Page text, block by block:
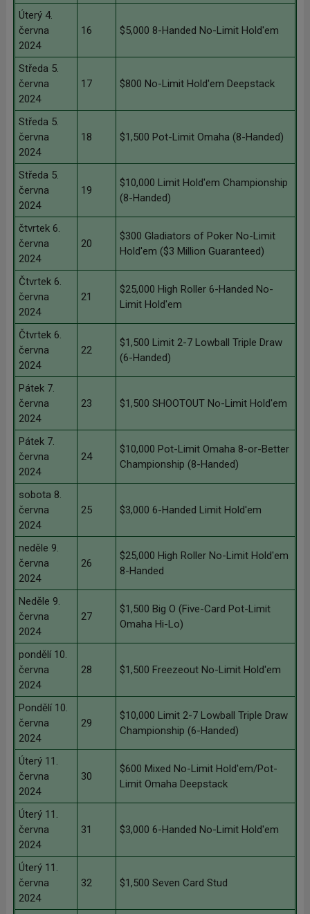
Úterý 4.
června
2024
16 $5,000 8-Handed No-Limit Hold'em
Středa 5.
června
2024
17 $800 No-Limit Hold'em Deepstack
Středa 5.
června
2024
18 $1,500 Pot-Limit Omaha (8-Handed)
Středa 5.
června
2024
19
$10,000 Limit Hold'em Championship
(8-Handed)
čtvrtek 6.
června
2024
20
$300 Gladiators of Poker No-Limit
Hold'em ($3 Million Guaranteed)
Čtvrtek 6.
června
2024
21
$25,000 High Roller 6-Handed No-
Limit Hold'em
Čtvrtek 6.
června
2024
22
$1,500 Limit 2-7 Lowball Triple Draw
(6-Handed)
Pátek 7.
června
2024
23 $1,500 SHOOTOUT No-Limit Hold'em
Pátek 7.
června
2024
24
$10,000 Pot-Limit Omaha 8-or-Better
Championship (8-Handed)
sobota 8.
června
2024
25 $3,000 6-Handed Limit Hold'em
neděle 9.
června
2024
26
$25,000 High Roller No-Limit Hold'em
8-Handed
Neděle 9.
června
2024
27
$1,500 Big O (Five-Card Pot-Limit
Omaha Hi-Lo)
pondělí 10.
června
2024
28 $1,500 Freezeout No-Limit Hold'em
Pondělí 10.
června
2024
29
$10,000 Limit 2-7 Lowball Triple Draw
Championship (6-Handed)
Úterý 11.
června
2024
30
$600 Mixed No-Limit Hold'em/Pot-
Limit Omaha Deepstack
Úterý 11.
června
2024
31 $3,000 6-Handed No-Limit Hold'em
Úterý 11.
června
2024
32 $1,500 Seven Card Stud